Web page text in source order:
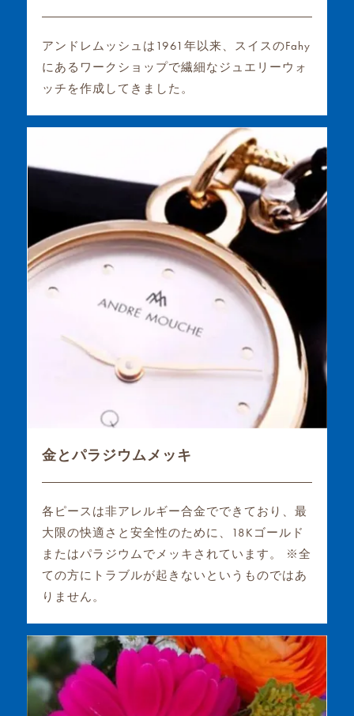
アンドレムッシュは1961年以来、スイスのFahy
にあるワークショップで繊細なジュエリーウォ
ッチを作成してきました。
金とパラジウムメッキ
各ピースは非アレルギー合金でできており、最
大限の快適さと安全性のために、18Kゴールド
またはパラジウムでメッキされています。 ※全
ての方にトラブルが起きないというものではあ
りません。